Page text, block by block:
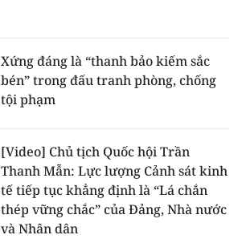
Xứng đáng là “thanh bảo kiếm sắc
bén” trong đấu tranh phòng, chống
tội phạm
[Video] Chủ tịch Quốc hội Trần
Thanh Mẫn: Lực lượng Cảnh sát kinh
tế tiếp tục khẳng định là “Lá chắn
thép vững chắc” của Đảng, Nhà nước
và Nhân dân